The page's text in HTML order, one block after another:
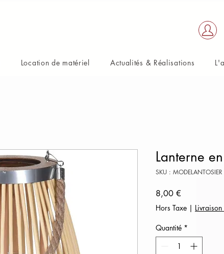
Lanterne
SKU : MODELANTOSIER
8,00 €
Hors Taxe |
Quantité *
Location de matériel Actualités & Réalisations